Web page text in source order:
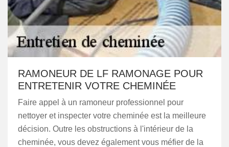
RAMONEUR DE LF RAMONAGE POUR
ENTRETENIR VOTRE CHEMINÉE
Faire appel à un ramoneur professionnel pour
nettoyer et inspecter votre cheminée est la meilleure
décision. Outre les obstructions à l'intérieur de la
cheminée, vous devez également vous méfier de la